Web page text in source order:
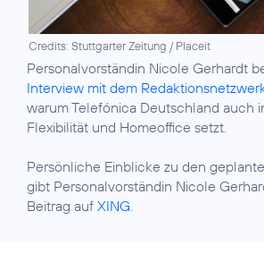
Credits: Stuttgarter Zeitung / Placeit
Personalvorständin Nicole Gerhardt
Interview mit dem
warum Telefónica Deutschland auch
Flexibilität und Homeoffice setzt.
Persönliche Einblicke zu den
gibt Personalvorständin Nicole
Beitrag auf XING.